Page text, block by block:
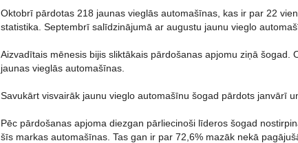
Oktobrī pārdotas 218 jaunas vieglās automašīnas, kas ir par 22
statistika. Septembrī salīdzinājumā ar augustu jaunu vieglo
Aizvadītais mēnesis bijis sliktākais pārdošanas apjomu ziņā šogad.
jaunas vieglās automašīnas.
Savukārt visvairāk jaunu vieglo automašīnu šogad pārdots janvārī
Pēc pārdošanas apjoma diezgan pārliecinoši līderos šogad
šīs markas automašīnas. Tas gan ir par 72,6% mazāk nekā